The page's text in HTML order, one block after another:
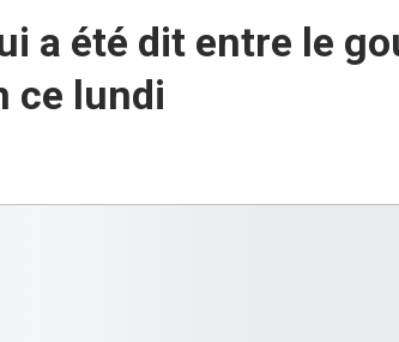
a été dit entre le
ce lundi